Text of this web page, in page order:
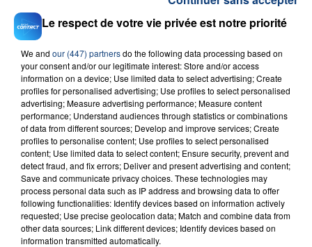
Téléchargez gratuitement l'application Contact FM
sur
et
Nuevayol
BAD BUNNY
RADIO CONTACT
Le respect de votre vie privée est notre priorité
We and our (447) partnersdo the following data processing based on
your consent and/or our legitimate interest: Store and/or access
information on a device; Use limited data to select advertising; Create
profiles for personalised advertising; Use profiles to select personalised
advertising; Measure advertising performance; Measure content
performance; Understand audiences through statistics or combinations
of data from different sources; Develop and improve services; Create
profiles to personalise content; Use profiles to select personalised
content; Use limited data to select content; Ensure security, prevent and
detect fraud, and fix errors; Deliver and present advertising and content;
Save and communicate privacy choices. These technologies may
process personal data such as IP address and browsing data to offer
following functionalities: Identify devices based on information actively
requested; Use precise geolocation data; Match and combine data from
other data sources; Link different devices; Identify devices based on
information transmitted automatically.